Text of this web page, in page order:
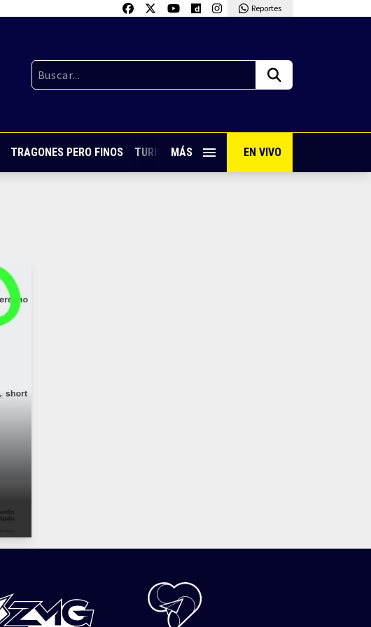
Reportes
TRAGONES PERO FINOS TURISMO CON SABOR VIVE PUERTO VALLARTA
MÁS EN VIVO